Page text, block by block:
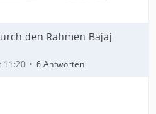
den Rahmen Bajaj
11:20 6 Antworten